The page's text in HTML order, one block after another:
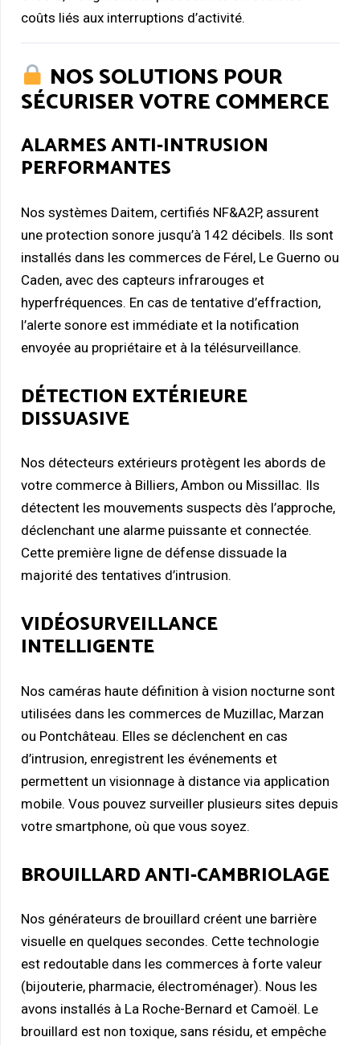
coûts liés aux interruptions d’activité.
NOS SOLUTIONS POUR
SÉCURISER VOTRE COMMERCE
ALARMES ANTI-INTRUSION
PERFORMANTES
Nos systèmes Daitem, certifiés NF&A2P, assurent
une protection sonore jusqu’à 142 décibels. Ils sont
installés dans les commerces de Férel, Le Guerno ou
Caden, avec des capteurs infrarouges et
hyperfréquences. En cas de tentative d’effraction,
l’alerte sonore est immédiate et la notification
envoyée au propriétaire et à la télésurveillance.
DÉTECTION EXTÉRIEURE
DISSUASIVE
Nos détecteurs extérieurs protègent les abords de
votre commerce à Billiers, Ambon ou Missillac. Ils
détectent les mouvements suspects dès l’approche,
déclenchant une alarme puissante et connectée.
Cette première ligne de défense dissuade la
majorité des tentatives d’intrusion.
VIDÉOSURVEILLANCE
INTELLIGENTE
Nos caméras haute définition à vision nocturne sont
utilisées dans les commerces de Muzillac, Marzan
ou Pontchâteau. Elles se déclenchent en cas
d’intrusion, enregistrent les événements et
permettent un visionnage à distance via application
mobile. Vous pouvez surveiller plusieurs sites depuis
votre smartphone, où que vous soyez.
BROUILLARD ANTI-CAMBRIOLAGE
Nos générateurs de brouillard créent une barrière
visuelle en quelques secondes. Cette technologie
est redoutable dans les commerces à forte valeur
(bijouterie, pharmacie, électroménager). Nous les
avons installés à La Roche-Bernard et Camoël. Le
brouillard est non toxique, sans résidu, et empêche